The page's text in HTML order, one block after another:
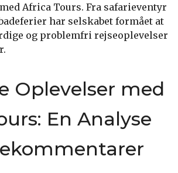
Africa Tours. Fra safarieventyr
har selskabet formået at
og problemfri rejseoplevelser
Oplevelser med
En Analyse